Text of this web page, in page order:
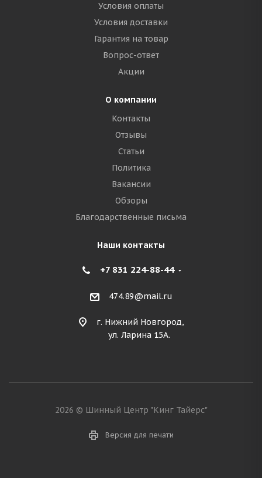
Условия оплаты
Условия доставки
Гарантия на товар
Вопрос-ответ
Акции
О компании
Контакты
Отзывы
Статьи
Политика
Вакансии
Обзоры
Благодарственные письма
Наши контакты
+7 831 224-88-44
474.89@mail.ru
г. Нижний Новгород,
ул. Ларина 15А.
2026 © Шинный Центр "Кинг Тайерс"
Версия для печати